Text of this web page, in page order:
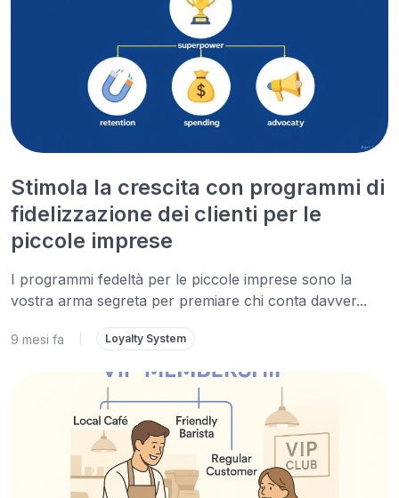
Stimola la crescita con programmi di
fidelizzazione dei clienti per le
piccole imprese
I programmi fedeltà per le piccole imprese sono la
vostra arma segreta per premiare chi conta davver...
9 mesi fa Loyalty System